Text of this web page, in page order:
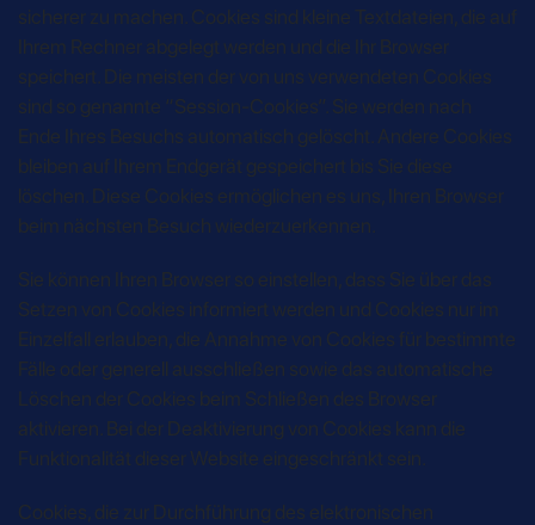
sicherer zu machen. Cookies sind kleine Textdateien, die auf
Ihrem Rechner abgelegt werden und die Ihr Browser
speichert. Die meisten der von uns verwendeten Cookies
sind so genannte “Session-Cookies”. Sie werden nach
Ende Ihres Besuchs automatisch gelöscht. Andere Cookies
bleiben auf Ihrem Endgerät gespeichert bis Sie diese
löschen. Diese Cookies ermöglichen es uns, Ihren Browser
beim nächsten Besuch wiederzuerkennen.
Sie können Ihren Browser so einstellen, dass Sie über das
Setzen von Cookies informiert werden und Cookies nur im
Einzelfall erlauben, die Annahme von Cookies für bestimmte
Fälle oder generell ausschließen sowie das automatische
Löschen der Cookies beim Schließen des Browser
aktivieren. Bei der Deaktivierung von Cookies kann die
Funktionalität dieser Website eingeschränkt sein.
Cookies, die zur Durchführung des elektronischen